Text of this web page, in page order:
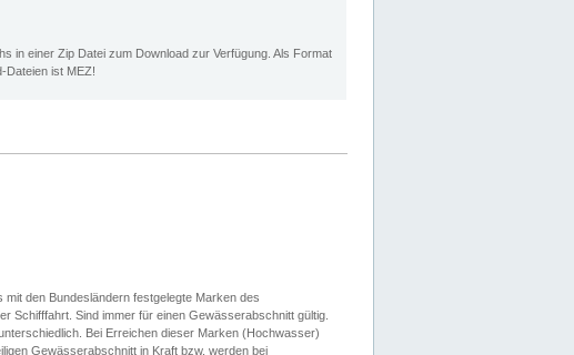
in einer Zip Datei zum Download zur Verfügung. Als Format
Dateien ist MEZ!
den Bundesländern festgelegte Marken des
Schifffahrt. Sind immer für einen Gewässerabschnitt gültig.
Bei Erreichen dieser Marken (Hochwasser)
Gewässerabschnitt in Kraft bzw. werden bei